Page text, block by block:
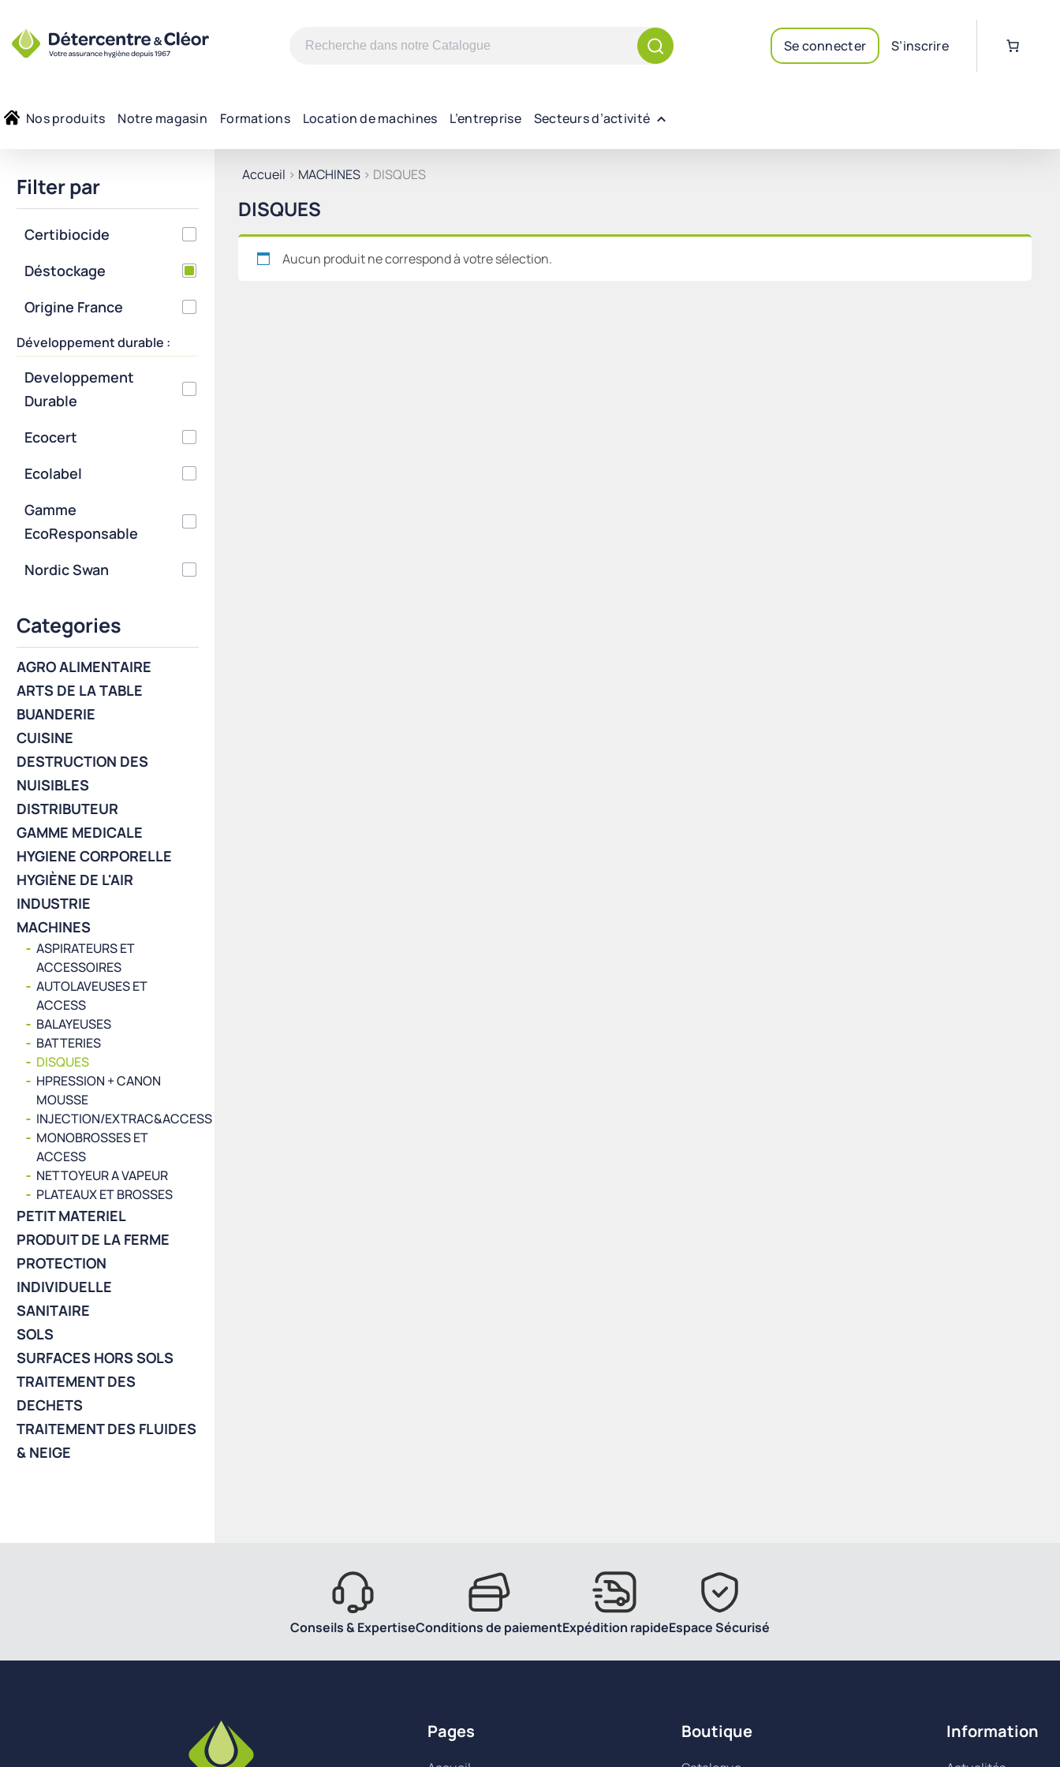
Recherche
Se connecter S’inscrire
Nos produits Notre magasin Formations Location de machines L’entreprise Secteurs d’activité
Accueil > MACHINES > DISQUES
DISQUES
Aucun produit ne correspond à votre sélection.
Filter par
Certibiocide
Déstockage
Origine France
Développement durable :
Developpement
Durable
Ecocert
Ecolabel
Gamme
EcoResponsable
Nordic Swan
Categories
AGRO ALIMENTAIRE
ARTS DE LA TABLE
BUANDERIE
CUISINE
DESTRUCTION DES
NUISIBLES
DISTRIBUTEUR
GAMME MEDICALE
HYGIENE CORPORELLE
HYGIÈNE DE L'AIR
INDUSTRIE
MACHINES
ASPIRATEURS ET
ACCESSOIRES
AUTOLAVEUSES ET
ACCESS
BALAYEUSES
BATTERIES
DISQUES
HPRESSION + CANON
MOUSSE
INJECTION/EXTRAC&ACCESS
MONOBROSSES ET
ACCESS
NETTOYEUR A VAPEUR
PLATEAUX ET BROSSES
PETIT MATERIEL
PRODUIT DE LA FERME
PROTECTION
INDIVIDUELLE
SANITAIRE
SOLS
SURFACES HORS SOLS
TRAITEMENT DES
DECHETS
TRAITEMENT DES FLUIDES
& NEIGE
Conseils & ExpertiseConditions de paiementExpédition rapideEspace Sécurisé
Pages Boutique Information